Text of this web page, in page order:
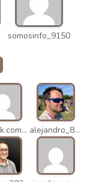
somosinfo_9150
recipok.com_n5u alejandro_8931